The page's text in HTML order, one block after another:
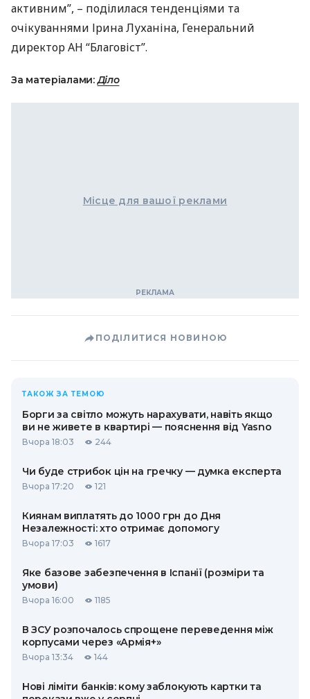
активним”, – поділилася тенденціями та
очікуваннями Ірина Луханіна, Генеральний
директор АН “Благовіст”.
За матеріалами:Діло
Місце для вашої реклами
ПОДІЛИТИСЯ НОВИНОЮ
ТАКОЖ ЗА ТЕМОЮ
Борги за світло можуть нарахувати, навіть якщо
ви не живете в квартирі — пояснення від Yasno
Вчора 18:03 244
Чи буде стрибок цін на гречку — думка експерта
Вчора 17:20 121
Киянам виплатять до 1000 грн до Дня
Незалежності: хто отримає допомогу
Вчора 17:03 1617
Яке базове забезпечення в Іспанії (розміри та
умови)
Вчора 16:00 1185
В ЗСУ розпочалось спрощене переведення між
корпусами через «Армія+»
Вчора 13:34 144
Нові ліміти банків: кому заблокують картки та